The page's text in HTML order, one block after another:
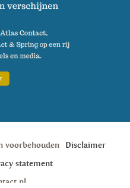
voorbehouden
Disclaimer
statement